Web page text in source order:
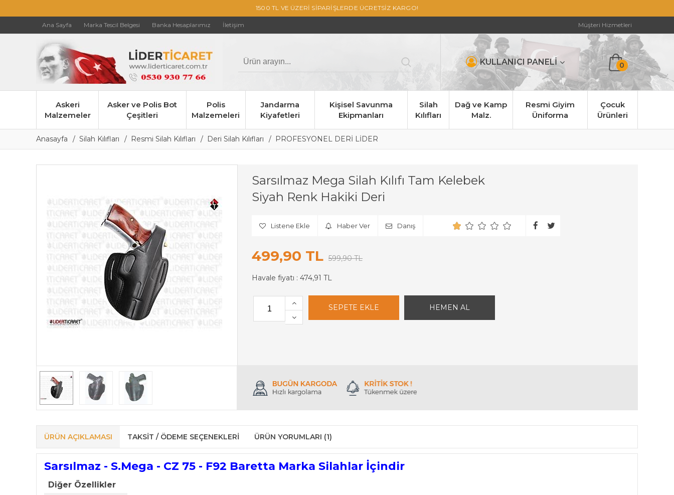
1500 TL VE ÜZERİ SİPARİŞLERDE ÜCRETSİZ KARGO!
Ana Sayfa Marka Tescil Belgesi Banka Hesaplarımız İletişim Müşteri Hizmetleri
KULLANICI PANELİ 0
Askeri
Malzemeler
Asker ve Polis Bot
Çeşitleri
Polis
Malzemeleri
Jandarma
Kiyafetleri
Kişisel Savunma
Ekipmanları
Silah
Kılıfları
Dağ ve Kamp
Malz.
Resmi Giyim
Üniforma
Çocuk
Ürünleri
Anasayfa Silah Kılıfları Resmi Silah Kılıfları Deri Silah Kılıfları PROFESYONEL DERİ LİDER
Sarsılmaz Mega Silah Kılıfı Tam Kelebek
Siyah Renk Hakiki Deri
Listene Ekle Haber Ver Danış
499,90 TL 599,90 TL
Havale fiyatı : 474,91 TL
ÜRÜN AÇIKLAMASI TAKSIT / ÖDEME SEÇENEKLERI ÜRÜN YORUMLARI (1)
Sarsılmaz - S.Mega - CZ 75 - F92 Baretta Marka Silahlar İçindir
Diğer Özellikler